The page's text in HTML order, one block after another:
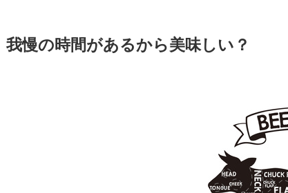
我慢の時間があるから美味しい？